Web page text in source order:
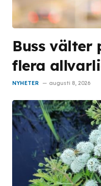
Buss välter
flera
NYHETER augusti 8, 2026